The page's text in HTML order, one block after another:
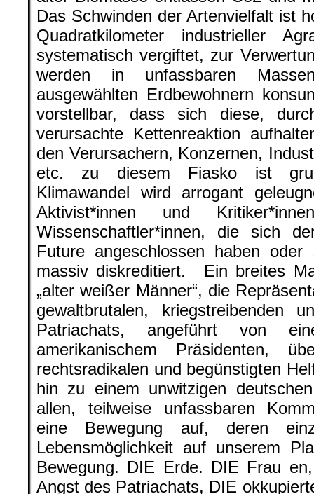
Das Schwinden der Artenvielfalt ist
Quadratkilometer industrieller
systematisch vergiftet, zur
werden in unfassbaren
ausgewählten Erdbewohnern
vorstellbar, dass sich diese,
verursachte Kettenreaktion
den Verursachern, Konzernen,
etc. zu diesem Fiasko ist
Klimawandel wird arrogant
Aktivist*innen und
Wissenschaftler*innen, die sich
Future angeschlossen haben
massiv diskreditiert. Ein breites
„alter weißer Männer“, die
gewaltbrutalen, kriegstreibenden
Patriachats, angeführt von
amerikanischem Präsidenten,
rechtsradikalen und begünstigten
hin zu einem unwitzigen
allen, teilweise unfassbaren
eine Bewegung auf, deren
Lebensmöglichkeit auf unserem
Bewegung. DIE Erde. DIE Frau
Angst des Patriachats, DIE